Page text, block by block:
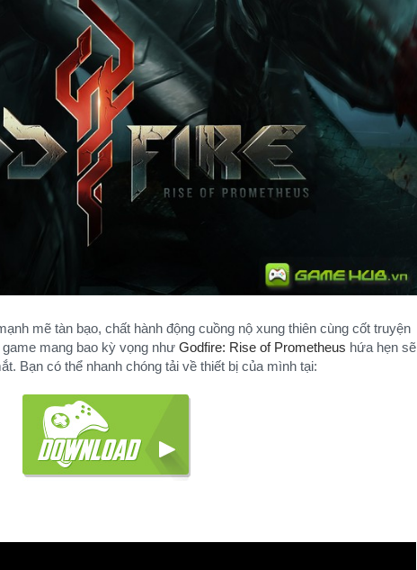
mẽ tàn bạo, chất hành động cuồng nộ xung thiên cùng cốt truyện
mang bao kỳ vọng như Godfire: Rise of Prometheus hứa hẹn sẽ
Bạn có thể nhanh chóng tải về thiết bị của mình tại: